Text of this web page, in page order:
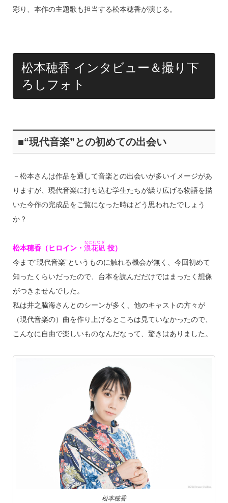
彩り、本作の主題歌も担当する松本穂香が演じる。
松本穂香 インタビュー＆撮り下
ろしフォト
■“現代音楽”との初めての出会い
－松本さんは作品を通して音楽との出会いが多いイメージがあ
りますが、現代音楽に打ち込む学生たちが繰り広げる物語を描
いた今作の完成品をご覧になった時はどう思われたでしょう
か？
松本穂香（ヒロイン・ 浪花凪
なにわなぎ
役）
今まで“現代音楽”というものに触れる機会が無く、今回初めて
知ったくらいだったので、台本を読んだだけではまったく想像
がつきませんでした。
私は井之脇海さんとのシーンが多く、他のキャストの方々が
（現代音楽の）曲を作り上げるところは見ていなかったので、
こんなに自由で楽しいものなんだなって、驚きはありました。
松本穂香